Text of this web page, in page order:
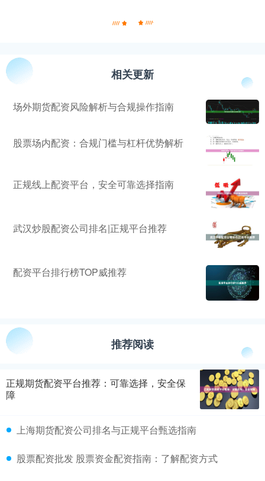
相关更新
场外期货配资风险解析与合规操作指南
股票场内配资：合规门槛与杠杆优势解析
正规线上配资平台，安全可靠选择指南
武汉炒股配资公司排名|正规平台推荐
配资平台排行榜TOP威推荐
推荐阅读
正规期货配资平台推荐：可靠选择，安全保
障
上海期货配资公司排名与正规平台甄选指南
股票配资批发 股票资金配资指南：了解配资方式